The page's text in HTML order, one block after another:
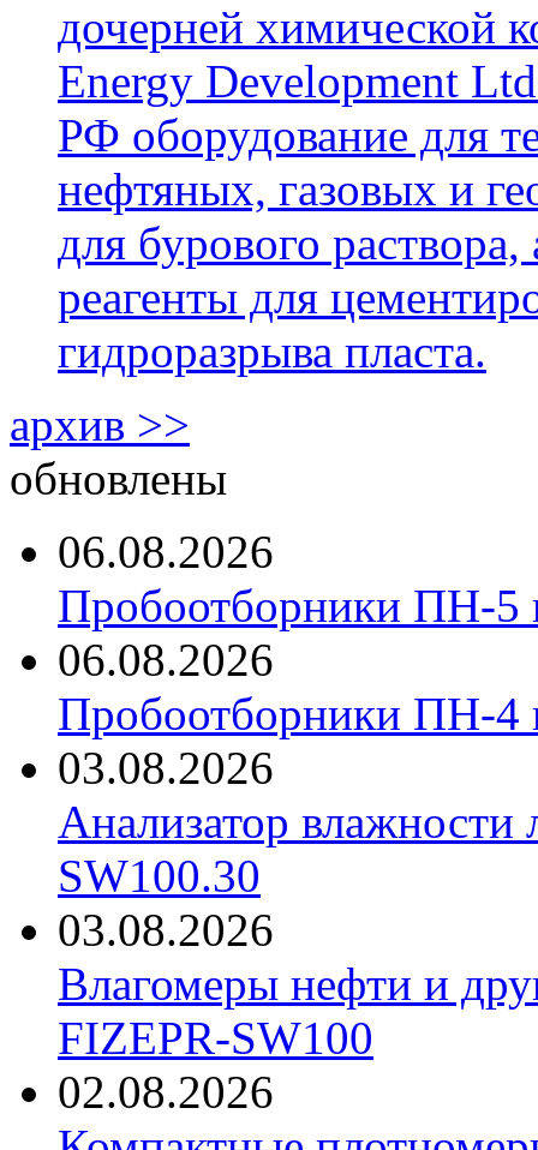
дочерней химической
Energy Development
РФ оборудование для
нефтяных, газовых и
для бурового
реагенты для
гидроразрыва пласта.
архив >>
обновлены
06.08.2026
Пробоотборники ПН-
06.08.2026
Пробоотборники ПН-
03.08.2026
Анализатор
SW100.30
03.08.2026
Влагомеры нефти и
FIZEPR-SW100
02.08.2026